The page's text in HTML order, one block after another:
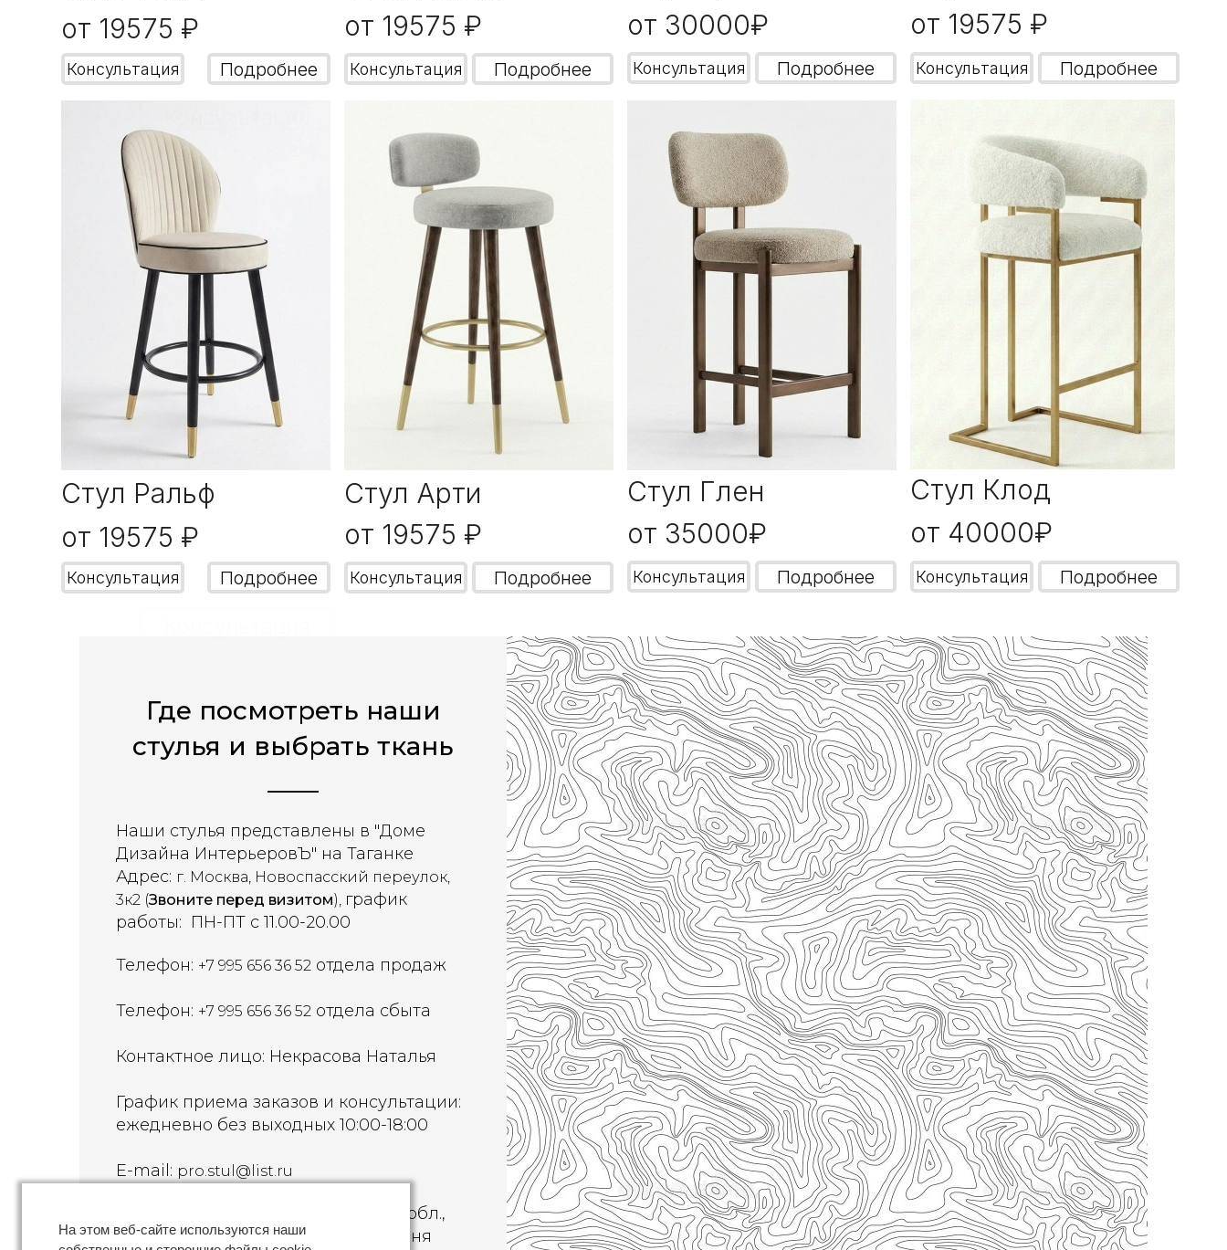
от 19575 ₽
от 19575 ₽
Консультация Подробнее Консультация Подробнее
от 30000₽
Консультация Подробнее
от 19575 ₽
Консультация Подробнее
Стул Ральф
от 19575 ₽
Стул Арти
от 19575 ₽
Консультация Подробнее Консультация Подробнее
Стул Глен
от 35000₽
Консультация Подробнее
Стул Клод
от 40000₽
Консультация Подробнее
Где посмотреть наши
стулья и выбрать ткань
Наши стулья представлены в "Доме
Дизайна ИнтерьеровЪ" на Таганке
Адрес: г. Москва, Новоспасский переулок,
3к2 (Звоните перед визитом), график
работы: ПН-ПТ с 11.00-20.00
Телефон: +7 995 656 36 52 отдела продаж
Телефон: +7 995 656 36 52 отдела сбыта
Контактное лицо: Некрасова Наталья
График приема заказов и консультации:
ежедневно без выходных 10:00-18:00
E-mail: pro.stul@list.ru
Адрес производства: Московская обл.,
Чеховский городской округ, деревня
На этом веб-сайте используются наши